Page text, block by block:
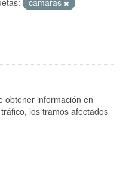
camaras
obtener información en
los tramos afectados